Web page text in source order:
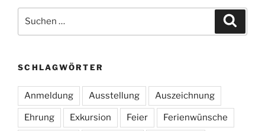
nach:
SCHLAGWÖRTER
Anmeldung Ausstellung Auszeichnung
Ehrung Exkursion Feier Ferienwünsche